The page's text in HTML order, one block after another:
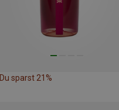
Du sparst 21%